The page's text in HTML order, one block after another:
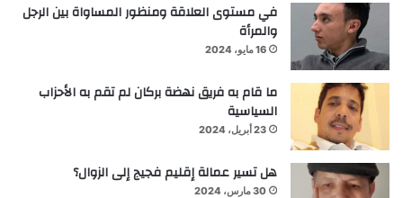
في مستوى العلاقة ومنظور المساواة بين الرجل
والمرأة
16 مايو، 2024
ما قام به فريق نهضة بركان لم تقم به الأحزاب
السياسية
23 أبريل، 2024
هل تسير عمالة إقليم فجيج إلى الزوال؟
30 مارس، 2024